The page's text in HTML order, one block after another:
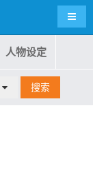
导航
人物设定
搜索